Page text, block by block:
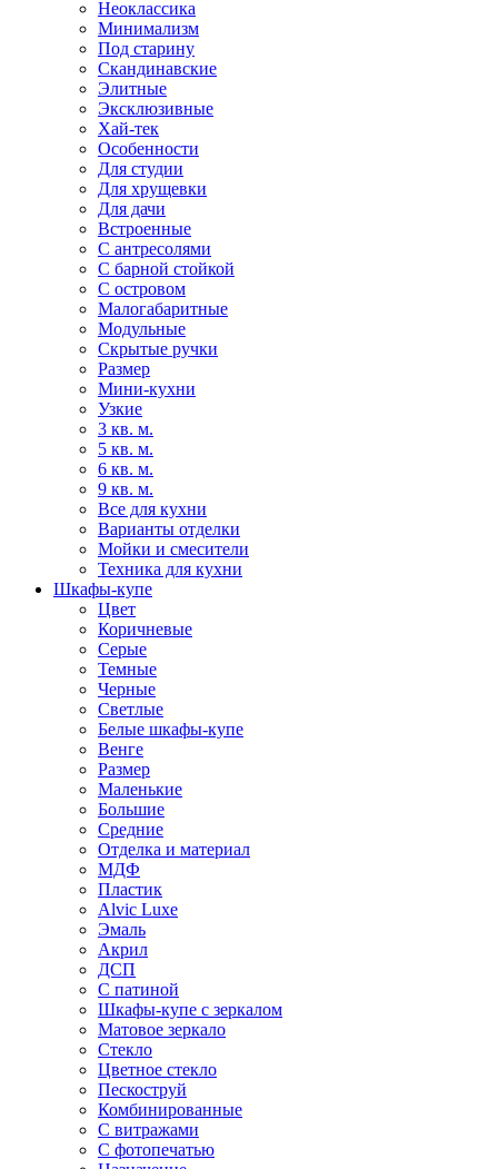
Неоклассика
Минимализм
Под старину
Скандинавские
Элитные
Эксклюзивные
Хай-тек
Особенности
Для студии
Для хрущевки
Для дачи
Встроенные
С антресолями
С барной стойкой
С островом
Малогабаритные
Модульные
Скрытые ручки
Размер
Мини-кухни
Узкие
3 кв. м.
5 кв. м.
6 кв. м.
9 кв. м.
Все для кухни
Варианты отделки
Мойки и смесители
Техника для кухни
Шкафы-купе
Цвет
Коричневые
Серые
Темные
Черные
Светлые
Белые шкафы-купе
Венге
Размер
Маленькие
Большие
Средние
Отделка и материал
МДФ
Пластик
Alvic Luxe
Эмаль
Акрил
ДСП
С патиной
Шкафы-купе с зеркалом
Матовое зеркало
Стекло
Цветное стекло
Пескоструй
Комбинированные
С витражами
С фотопечатью